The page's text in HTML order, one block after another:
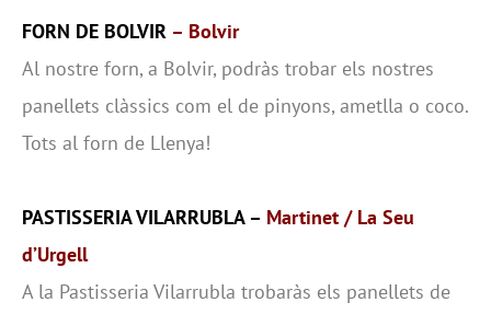
FORN DE BOLVIR – Bolvir
Al nostre forn, a Bolvir, podràs trobar els nostres
panellets clàssics com el de pinyons, ametlla o coco.
Tots al forn de Llenya!
PASTISSERIA VILARRUBLA – Martinet / La Seu
d’Urgell
A la Pastisseria Vilarrubla trobaràs els panellets de